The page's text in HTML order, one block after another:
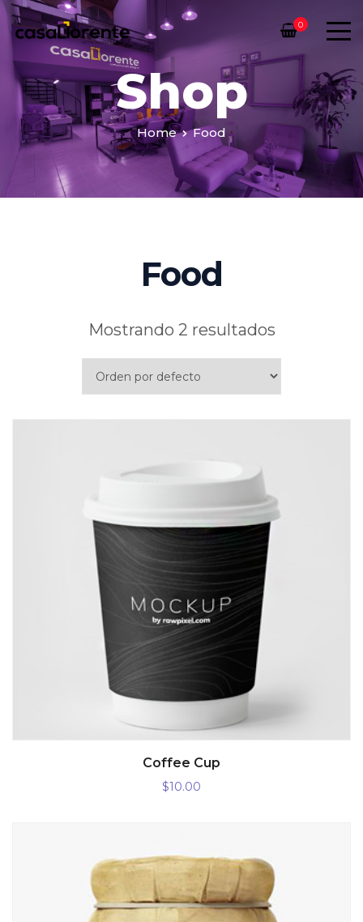
0
Shop
Home Food
Food
Mostrando 2 resultados
AÑADIR AL CARRITO
Coffee Cup
$10.00